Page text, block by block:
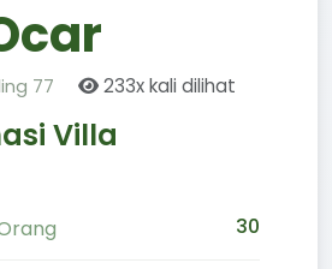
77 233x kali dilihat
Villa
30